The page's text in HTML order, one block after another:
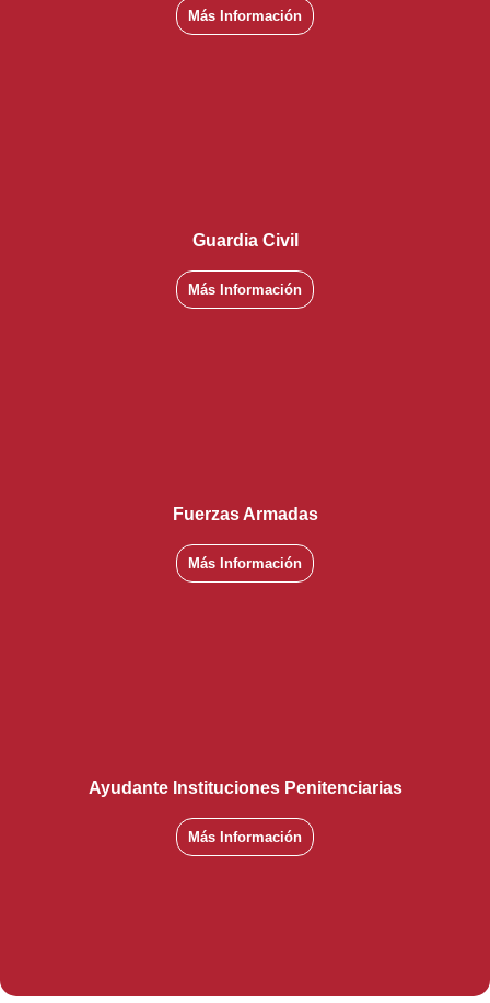
Más Información
Guardia Civil
Más Información
Fuerzas Armadas
Más Información
Ayudante Instituciones Penitenciarias
Más Información